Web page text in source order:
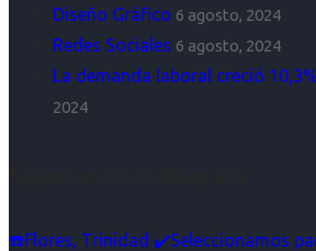
Diseño Gráfico 6 agosto, 2024
Redes Sociales 6 agosto, 2024
La demanda laboral creció
2024
☎️Flores, Trinidad ✔️Seleccionamos